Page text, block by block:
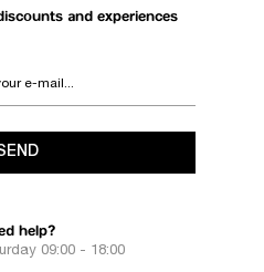
and experiences
help?
09:00 - 18:00